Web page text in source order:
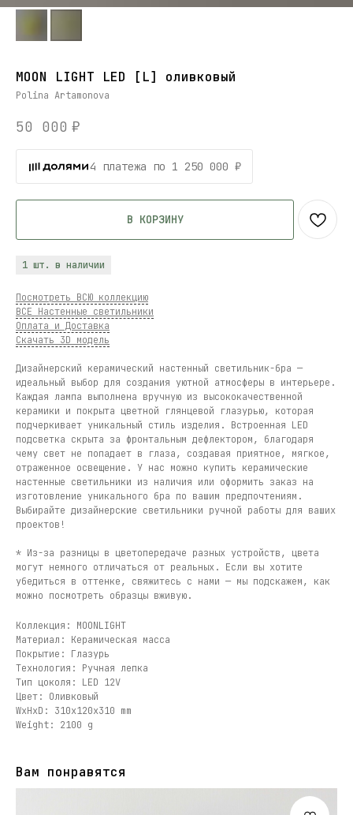
MOON LIGHT LED [L] оливковый
Polina Artamonova
50 000 ₽
4 платежа по 1 250 000 ₽
В КОРЗИНУ
1 шт. в наличии
Посмотреть ВСЮ коллекцию
ВСЕ Настенные светильники
Оплата и Доставка
Скачать 3D модель
Дизайнерский керамический настенный светильник-бра —
идеальный выбор для создания уютной атмосферы в интерьере.
Каждая лампа выполнена вручную из высококачественной
керамики и покрыта цветной глянцевой глазурью, которая
подчеркивает уникальный стиль изделия. Встроенная LED
подсветка скрыта за фронтальным дефлектором, благодаря
чему свет не попадает в глаза, создавая приятное, мягкое,
отраженное освещение. У нас можно купить керамические
настенные светильники из наличия или оформить заказ на
изготовление уникального бра по вашим предпочтениям.
Выбирайте дизайнерские светильники ручной работы для ваших
проектов!
* Из-за разницы в цветопередаче разных устройств, цвета
могут немного отличаться от реальных. Если вы хотите
убедиться в оттенке, свяжитесь с нами — мы подскажем, как
можно посмотреть образцы вживую.
Коллекция: MOONLIGHT
Материал: Керамическая масса
Покрытие: Глазурь
Технология: Ручная лепка
Тип цоколя: LED 12V
Цвет: Оливковый
WxHxD: 310x120x310 mm
Weight: 2100 g
Вам понравятся